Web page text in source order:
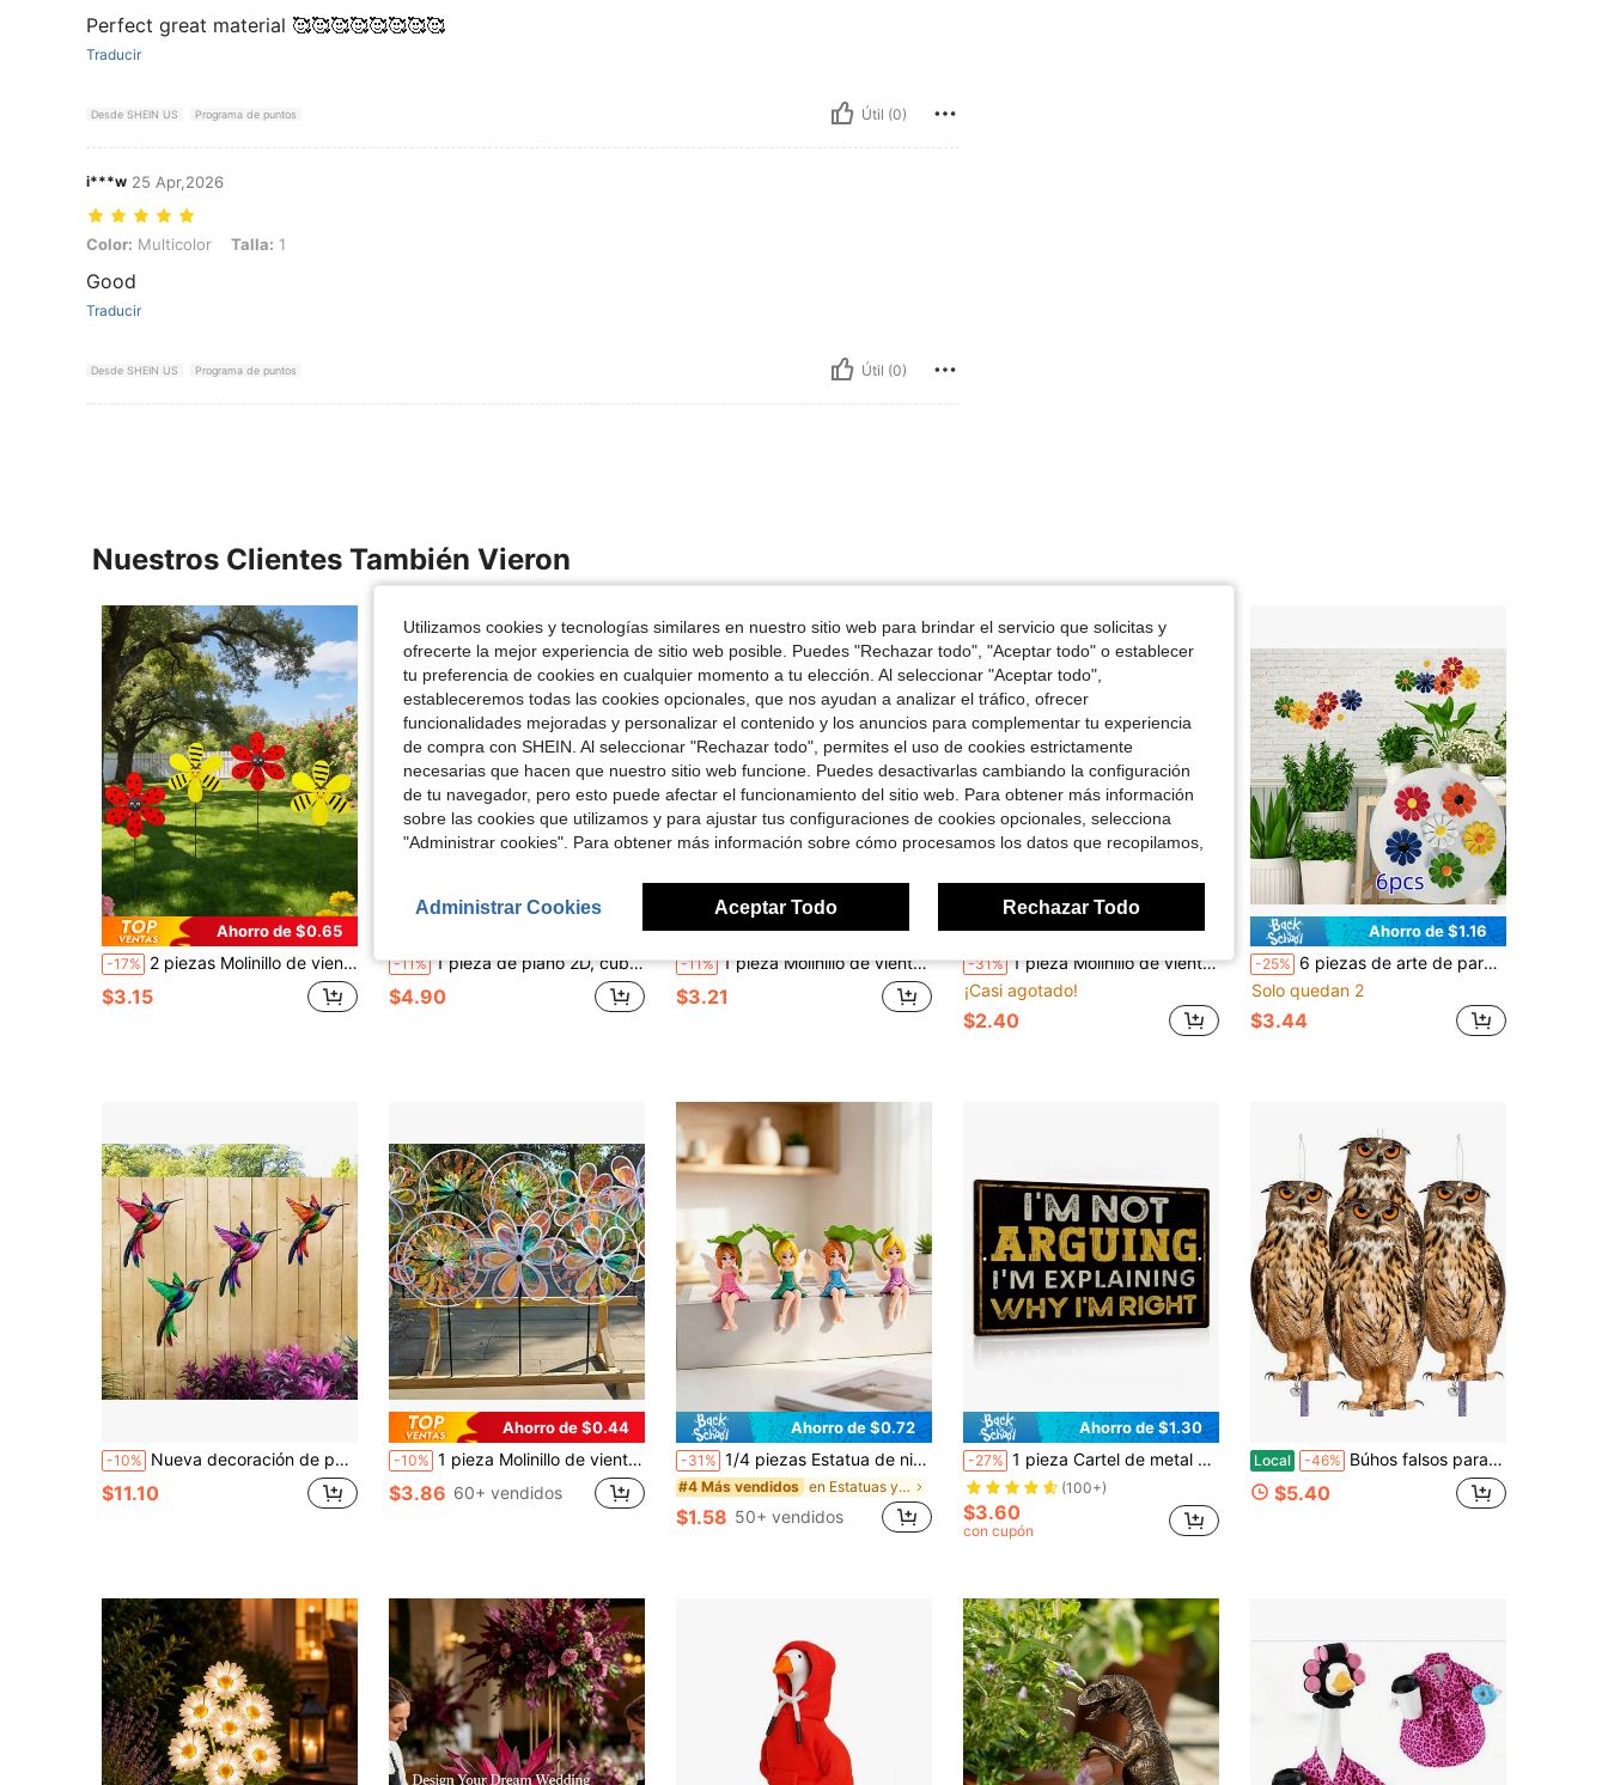
Perfect great material 🥰🥰🥰🥰🥰🥰🥰🥰
Traducir
Desde SHEIN US Programa de puntos Útil (0)
i***w 25 Apr,2026
Color: Multicolor, Talla: 1
Color: Multicolor Talla: 1
Good
Traducir
Desde SHEIN US Programa de puntos Útil (0)
Nuestros Clientes También Vieron
Ahorro de $0.65
-17% 2 piezas Molinillo de viento colorido para exteriores, molinillo de viento de jardín, patrón de mariquita y abeja giratorio, manualidad de molinillo de viento DIY, adecuado para césped, patio, jardín, decoración de patio
$3.15
-11% 1 pieza de plano 2D, cubierta de puerta impresa en plano 2D, con diseño de viento de otoño y espantapájaros de Acción de Gracias, adecuada para pancarta de puerta de otoño, fondo de pancarta de color otoñal y fondo de pancarta de decoración de habitación.
$4.90
-11% 1 pieza Molinillo de viento con diseño floral arcoíris, molinillo repelente de pájaros sin batería, decoración de paisaje para jardín, césped, patio y parterre exterior, para decoración de parque de atracciones, aplicable para boda, Halloween, fiesta, celebración festiva, accesorio de fotografía
$3.21
Ahorro de $1.10
-31% 1 pieza Molinillo de viento acrílico plano 2D con diseño de animal caprichoso en bicicleta - Diseño de gato montando en bicicleta - Material acrílico duradero para decoración de jardín, adecuado para jardín y césped - Juguete de molino de viento exterior juguetón, decoración de jardín, decoración de animales, diseño colorido
¡Casi agotado!
$2.40
Ahorro de $1.16
-25% 6 piezas de arte de pared de girasoles de metal coloridos, decoración para el hogar y el jardín, adecuado para la sala de estar, el dormitorio, el comedor, el patio exterior y la cerca
Solo quedan 2
$3.44
-10% Nueva decoración de pared de arte de hierro con colibrí colorido, adecuada para interiores, exteriores, vallas, jardines y decoración al aire libre
$11.10
Ahorro de $0.44
-10% 1 pieza Molinillo de viento que cambia de color, escultura de jardín de plástico reflectante, 38 cm/15.7 pulgadas, adecuado para decoración de patio exterior y repelente de pájaros, arte de jardín reflectante | Diseño de impresión de alta definición | Plástico duradero
$3.86 60+ vendidos
Ahorro de $0.72
-31% 1/4 piezas Estatua de niña hada de hoja de loto de resina linda, figurita de hada mini, decoración para salpicadero de coche y escritorio, accesorios de jardín mini paisaje micro DIY, adecuado para macetas de jardinería del hogar, oficina, fiesta de cumpleaños y decoración festiva
#4 Más vendidos en Estatuas y esculturas de jardín: novedades Deco
$1.58 50+ vendidos
Ahorro de $1.30
-27% 1 pieza Cartel de metal vintage de 12*8 pulgadas, señal interesante adecuada para el patio, el garaje, la decoración del hogar, el bar, la cafetería, la decoración de la pared del club, estilo de agujero aleatorio
(100+)
$3.60
con cupón
Local -46% Búhos falsos para alejar pájaros del porche 4 piezas Búho de jardín plano con cinta reflectante Búho de plástico para asustar palomas ardillas pájaros carpinteros para balcón casa
$5.40
Utilizamos cookies y tecnologías similares en nuestro sitio web para brindar el servicio que solicitas y
ofrecerte la mejor experiencia de sitio web posible. Puedes "Rechazar todo", "Aceptar todo" o establecer
tu preferencia de cookies en cualquier momento a tu elección. Al seleccionar "Aceptar todo",
estableceremos todas las cookies opcionales, que nos ayudan a analizar el tráfico, ofrecer
funcionalidades mejoradas y personalizar el contenido y los anuncios para complementar tu experiencia
de compra con SHEIN. Al seleccionar "Rechazar todo", permites el uso de cookies estrictamente
necesarias que hacen que nuestro sitio web funcione. Puedes desactivarlas cambiando la configuración
de tu navegador, pero esto puede afectar el funcionamiento del sitio web. Para obtener más información
sobre las cookies que utilizamos y para ajustar tus configuraciones de cookies opcionales, selecciona
"Administrar cookies". Para obtener más información sobre cómo procesamos los datos que recopilamos,
Administrar Cookies Aceptar Todo Rechazar Todo